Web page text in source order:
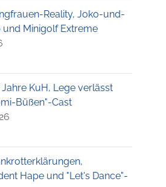
Reality, Joko-und-
Minigolf Extreme
Jahre KuH, Lege verlässt
Büßen"-Cast
Hape und "Let's Dance"-